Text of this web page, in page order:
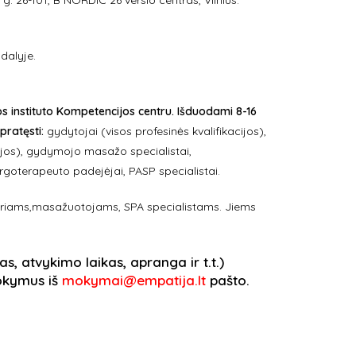
instituto Kompetencijos centru. Išduodami 8-16
gydytojai (visos profesinės kvalifikacijos),
gydymojo masažo specialistai,
padejėjai, PASP specialistai.
SPA specialistams. Jiems
atvykimo laikas, apranga ir t.t.)
iš mokymai@empatija.ltpašto.